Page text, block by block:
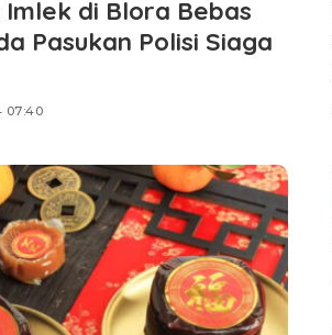
di Blora Bebas
Pasukan Polisi Siaga
07:40